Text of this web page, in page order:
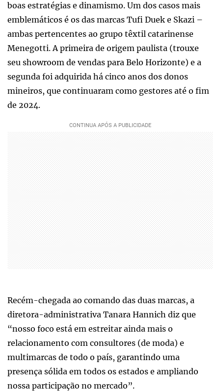
boas estratégias e dinamismo. Um dos casos mais
emblemáticos é os das marcas Tufi Duek e Skazi –
ambas pertencentes ao grupo têxtil catarinense
Menegotti. A primeira de origem paulista (trouxe
seu showroom de vendas para Belo Horizonte) e a
segunda foi adquirida há cinco anos dos donos
mineiros, que continuaram como gestores até o fim
de 2024.
Recém-chegada ao comando das duas marcas, a
diretora-administrativa Tanara Hannich diz que
“nosso foco está em estreitar ainda mais o
relacionamento com consultores (de moda) e
multimarcas de todo o país, garantindo uma
presença sólida em todos os estados e ampliando
nossa participação no mercado”.